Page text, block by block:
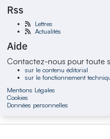
Rss
Lettres
Actualités
Aide
Contactez-nous pour toute
sur le contenu éditorial
sur le fonctionnement
Mentions Légales
Cookies
Données personnelles